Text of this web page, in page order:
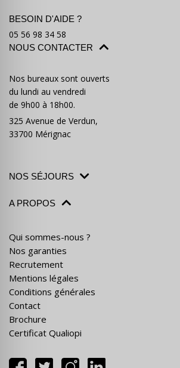
BESOIN D'AIDE ?
05 56 98 34 58
NOUS CONTACTER
Nos bureaux sont ouverts
du lundi au vendredi
de 9h00 à 18h00.
325 Avenue de Verdun,
33700 Mérignac
NOS SÉJOURS
A PROPOS
Qui sommes-nous ?
Nos garanties
Recrutement
Mentions légales
Conditions générales
Contact
Brochure
Certificat Qualiopi